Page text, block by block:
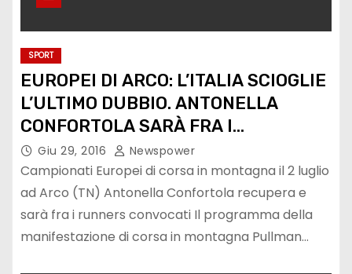
SPORT
EUROPEI DI ARCO: L’ITALIA SCIOGLIE
L’ULTIMO DUBBIO. ANTONELLA
CONFORTOLA SARÀ FRA I
CONVOCATI
Giu 29, 2016 Newspower
Campionati Europei di corsa in montagna il 2 luglio
ad Arco (TN) Antonella Confortola recupera e
sarà fra i runners convocati Il programma della
manifestazione di corsa in montagna Pullman…